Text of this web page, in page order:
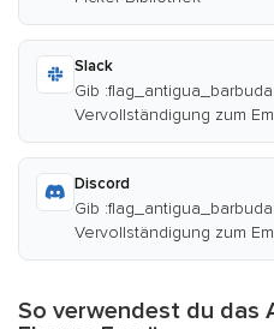
Slack
Gib
Vervollständigung zum
Discord
Gib
Vervollständigung zum
So verwendest du das